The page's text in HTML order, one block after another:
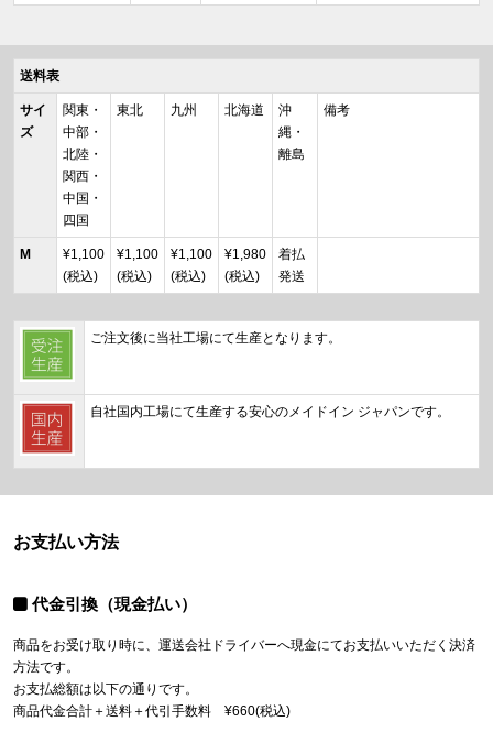
送料表
サイ
ズ
関東・
中部・
北陸・
関西・
中国・
四国
東北 九州 北海道
沖
縄・
離島
備考
M
¥1,100
(税込)
¥1,100
(税込)
¥1,100
(税込)
¥1,980
(税込)
着払
発送
ご注文後に当社工場にて生産となります。
自社国内工場にて生産する安心のメイドイン ジャパンです。
お支払い方法
代金引換（現金払い）
商品をお受け取り時に、運送会社ドライバーへ現金にてお支払いいただく決済
方法です。
お支払総額は以下の通りです。
商品代金合計＋送料＋代引手数料 ¥660(税込)